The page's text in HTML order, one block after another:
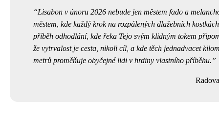
Lisabon v únoru 2026 nebude jen městem fado a
městem, kde každý krok na rozpálených dlažebních
příběh odhodlání, kde řeka Tejo svým klidným tokem
že vytrvalost je cesta, nikoli cíl, a kde těch jednadvacet
metrů proměňuje obyčejné lidi v hrdiny vlastního příběhu.